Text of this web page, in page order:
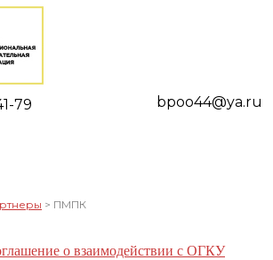
79 bpoo44@ya.ru
visibility
> ПМПК
о взаимодействии с ОГКУ